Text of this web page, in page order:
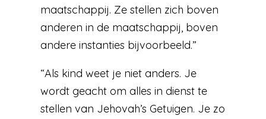
maatschappij. Ze stellen zich boven
anderen in de maatschappij, boven
andere instanties bijvoorbeeld.”
“Als kind weet je niet anders. Je
wordt geacht om alles in dienst te
stellen van Jehovah’s Getuigen. Je zo